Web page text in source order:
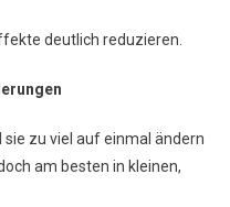
deutlich reduzieren.
zu viel auf einmal ändern
am besten in kleinen,